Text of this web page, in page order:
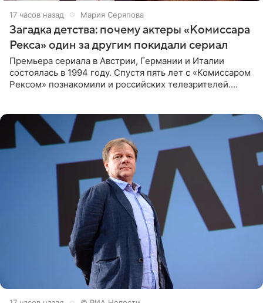
17 часов назад Мария Серяпова
Загадка детства: почему актеры «Комиссара
Рекса» один за другим покидали сериал
Премьера сериала в Австрии, Германии и Италии
состоялась в 1994 году. Спустя пять лет с «Комиссаром
Рексом» познакомили и российских телезрителей.